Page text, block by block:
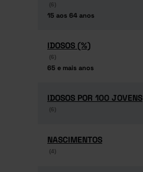
(6)
15 aos 64 anos
(6)
15 aos 64 anos
IDOSOS (%)
(6)
65 e mais anos
IDOSOS (%)
(6)
65 e mais anos
IDOSOS POR 100 JOVENS
(6)
IDOSOS POR 100 JOVENS
(6)
NASCIMENTOS
(4)
NASCIMENTOS
(4)